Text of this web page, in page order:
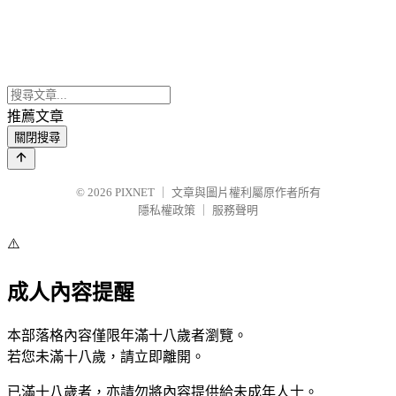
推薦文章
關閉搜尋
© 2026 PIXNET
文章與圖片權利屬原作者所有
隱私權政策
服務聲明
⚠️
成人內容提醒
本部落格內容僅限年滿十八歲者瀏覽。
若您未滿十八歲，請立即離開。
已滿十八歲者，亦請勿將內容提供給未成年人士。